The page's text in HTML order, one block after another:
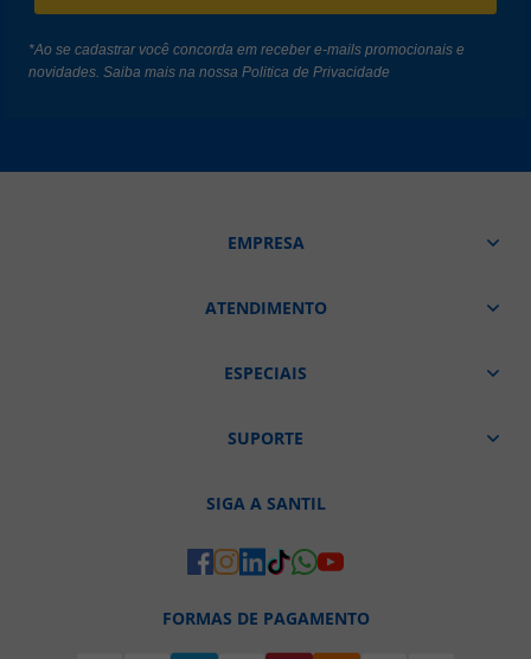
*Ao se cadastrar você concorda em receber e-mails promocionais e
novidades. Saiba mais na nossaPolitica de Privacidade
EMPRESA
ATENDIMENTO
ESPECIAIS
SUPORTE
SIGA A SANTIL
FORMAS DE PAGAMENTO